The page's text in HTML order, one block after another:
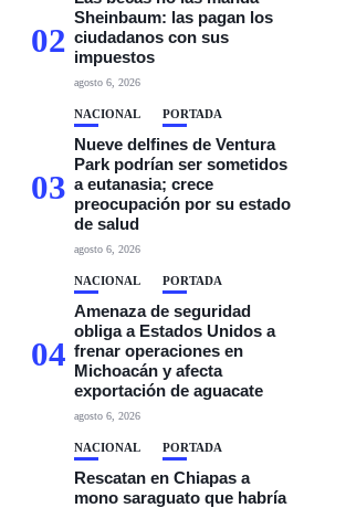
02
Sheinbaum: las pagan los
ciudadanos con sus
impuestos
agosto 6, 2026
03
NACIONAL PORTADA
Nueve delfines de Ventura
Park podrían ser sometidos
a eutanasia; crece
preocupación por su estado
de salud
agosto 6, 2026
04
NACIONAL PORTADA
Amenaza de seguridad
obliga a Estados Unidos a
frenar operaciones en
Michoacán y afecta
exportación de aguacate
agosto 6, 2026
NACIONAL PORTADA
Rescatan en Chiapas a
mono saraguato que habría